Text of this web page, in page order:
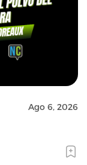
Ago 6, 2026